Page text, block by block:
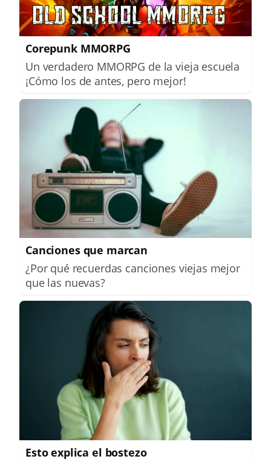
Corepunk MMORPG
Un verdadero MMORPG de la vieja escuela
¡Cómo los de antes, pero mejor!
Canciones que marcan
¿Por qué recuerdas canciones viejas mejor
que las nuevas?
Esto explica el bostezo